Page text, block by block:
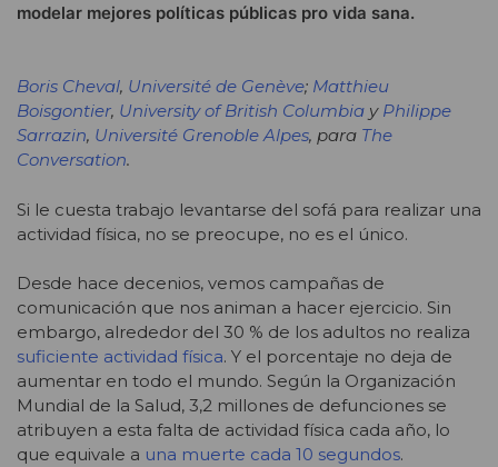
modelar mejores políticas públicas pro vida sana.
Boris Cheval, Université de Genève; Matthieu
Boisgontier, University of British Columbia y Philippe
Sarrazin, Université Grenoble Alpes, para The
Conversation.
Si le cuesta trabajo levantarse del sofá para realizar una
actividad física, no se preocupe, no es el único.
Desde hace decenios, vemos campañas de
comunicación que nos animan a hacer ejercicio. Sin
embargo, alrededor del 30 % de los adultos no realiza
suficiente actividad física. Y el porcentaje no deja de
aumentar en todo el mundo. Según la Organización
Mundial de la Salud, 3,2 millones de defunciones se
atribuyen a esta falta de actividad física cada año, lo
que equivale a una muerte cada 10 segundos.